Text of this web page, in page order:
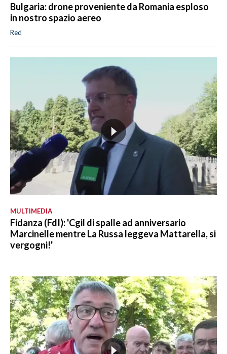
Bulgaria: drone proveniente da Romania esploso
in nostro spazio aereo
Red
MULTIMEDIA
Fidanza (FdI): 'Cgil di spalle ad anniversario
Marcinelle mentre La Russa leggeva Mattarella, si
vergogni!'